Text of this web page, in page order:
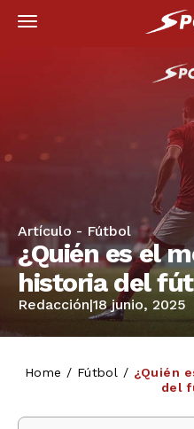
Artículo - Fútbol
¿Quién es el
historia del
Redacción|18 junio, 2025
Home / Fútbol / ¿Quién
del